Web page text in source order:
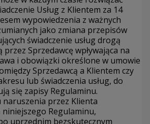
Usług z Klientem za 14
wypowiedzenia z ważnych
jako zmiana przepisów
świadczenie usług drogą
Sprzedawcę wpływająca na
i obowiązki określone w umowie
Sprzedawcą a Klientem czy
lub świadczenia usług, do
się zapisy Regulaminu.
naruszenia przez Klienta
Regulaminu,
uprzednim bezskutecznym